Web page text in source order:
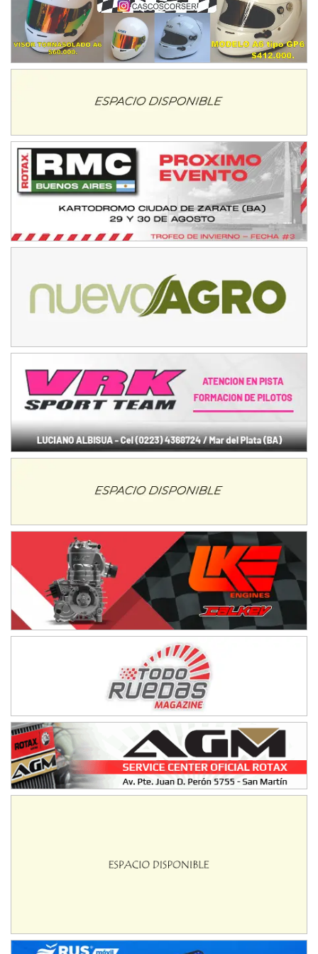
08/09-AGO
IAME SERIES ARGENTINA 6
Ramiro Tot (Asfalto)
Baradero (Buenos Aires)
Ciudad de Trenque Lauquen (Asfalto)
ENTRERRIANO - F6 (POSTERGADA)
Parque de la Velocidad (Asfalto)
Villaguay (Entre Ríos)
VICTORIENSE - F7
El Cerro (Tierra)
PATAGONICO - F6
Juventud Unida (Tierra)
NORESTE SANTAFESINO - F6
Ciudad de Avellaneda (Asfalto)
Avellaneda (Santa Fe)
SUR SANTAFESINO - F4
José Samuel Sánchez (Tierra)
Rufino (Santa Fe)